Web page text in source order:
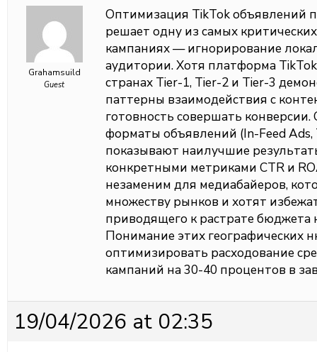
Grahamsuild
Guest
Оптимизация TikTok объявлений
решает одну из самых
кампаниях — игнорирование
аудитории. Хотя платформа
странах Tier-1, Tier-2 и Tier-3
паттерны взаимодействия с
готовность совершать конверсии.
форматы объявлений (In-Feed Ads,
показывают наилучшие
конкретными метриками CTR и
незаменим для медиабайеров,
множеству рынков и хотят
приводящего к растрате
Понимание этих географических
оптимизировать расходование
кампаний на 30-40 процентов в
19/04/2026 at 02:35